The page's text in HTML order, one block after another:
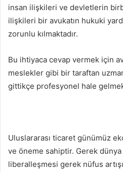
insan ilişkileri ve devletlerin
ilişkileri bir avukatın hukuki
zorunlu kılmaktadır.
Bu ihtiyaca cevap vermek için
meslekler gibi bir taraftan
gittikçe profesyonel hale
Uluslararası ticaret günümüz
ve öneme sahiptir. Gerek dünya
liberalleşmesi gerek nüfus